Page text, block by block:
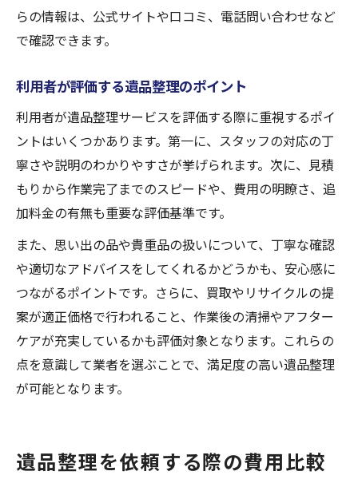
らの情報は、公式サイトや口コミ、電話問い合わせなど
で確認できます。
利用者が評価する遺品整理のポイント
利用者が遺品整理サービスを評価する際に重視するポイ
ントはいくつかあります。第一に、スタッフの対応の丁
寧さや説明のわかりやすさが挙げられます。次に、見積
もりから作業完了までのスピードや、費用の明瞭さ、追
加料金の有無も重要な評価基準です。
また、思い出の品や貴重品の扱いについて、丁寧な確認
や適切なアドバイスをしてくれるかどうかも、安心感に
つながるポイントです。さらに、買取やリサイクルの提
案が適正価格で行われること、作業後の清掃やアフター
ケアが充実しているかも評価対象となります。これらの
点を意識して業者を選ぶことで、満足度の高い遺品整理
が可能となります。
遺品整理を依頼する際の費用比較